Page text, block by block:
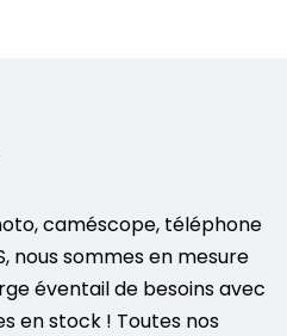
caméscope, téléphone
nous sommes en mesure
éventail de besoins avec
en stock ! Toutes nos